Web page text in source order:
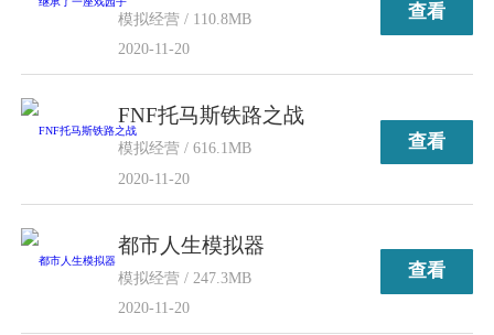
模拟经营 / 110.8MB
2020-11-20
查看
FNF托马斯铁路之战
模拟经营 / 616.1MB
2020-11-20
查看
都市人生模拟器
模拟经营 / 247.3MB
2020-11-20
查看